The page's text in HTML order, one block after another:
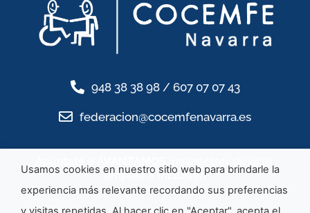
948 38 38 98 / 607 07 07 43
federacion@cocemfenavarra.es
empleo e inclusión
Usamos cookies en nuestro sitio web para brindarle la
experiencia más relevante recordando sus preferencias